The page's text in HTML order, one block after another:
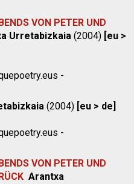
VON PETER UND
Urretabizkaia (2004) [eu >
-
(2004) [eu > de]
-
VON PETER UND
Arantxa